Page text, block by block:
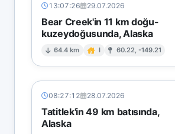
13:07:26 29.07.2026
Bear Creek'in 11 km doğu-
kuzeydoğusunda, Alaska
64.4 km I 60.22, -149.21
08:27:12 28.07.2026
Tatitlek'in 49 km batısında,
Alaska